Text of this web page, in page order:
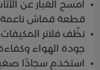
امسح الغبار عن
قطعة قماش ناعمة
نظّف فلاتر
جودة الهواء وكفاءة
استخدم سجادًا